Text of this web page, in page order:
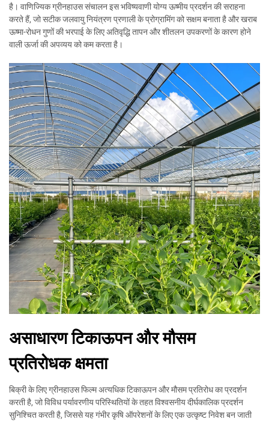
है। वाणिज्यिक ग्रीनहाउस संचालन इस भविष्यवाणी योग्य ऊष्मीय प्रदर्शन की सराहना
करते हैं, जो सटीक जलवायु नियंत्रण प्रणाली के प्रोग्रामिंग को सक्षम बनाता है और खराब
ऊष्मा-रोधन गुणों की भरपाई के लिए अतिवृद्धि तापन और शीतलन उपकरणों के कारण होने
वाली ऊर्जा की अपव्यय को कम करता है।
असाधारण टिकाऊपन और मौसम
प्रतिरोधक क्षमता
बिक्री के लिए ग्रीनहाउस फिल्म अत्यधिक टिकाऊपन और मौसम प्रतिरोध का प्रदर्शन
करती है, जो विविध पर्यावरणीय परिस्थितियों के तहत विश्वसनीय दीर्घकालिक प्रदर्शन
सुनिश्चित करती है, जिससे यह गंभीर कृषि ऑपरेशनों के लिए एक उत्कृष्ट निवेश बन जाती